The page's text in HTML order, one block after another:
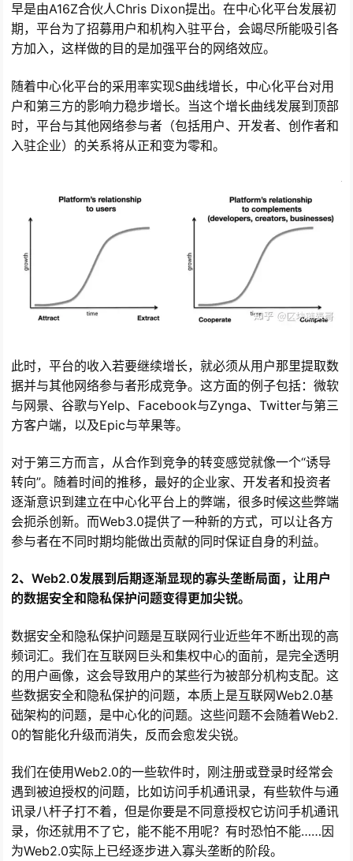
早是由A16Z合伙人Chris Dixon提出。在中心化平台发展初
期，平台为了招募用户和机构入驻平台，会竭尽所能吸引各
方加入，这样做的目的是加强平台的网络效应。
随着中心化平台的采用率实现S曲线增长，中心化平台对用
户和第三方的影响力稳步增长。当这个增长曲线发展到顶部
时，平台与其他网络参与者（包括用户、开发者、创作者和
入驻企业）的关系将从正和变为零和。
此时，平台的收入若要继续增长，就必须从用户那里提取数
据并与其他网络参与者形成竞争。这方面的例子包括：微软
与网景、谷歌与Yelp、Facebook与Zynga、Twitter与第三
方客户端，以及Epic与苹果等。
对于第三方而言，从合作到竞争的转变感觉就像一个“诱导
转向”。随着时间的推移，最好的企业家、开发者和投资者
逐渐意识到建立在中心化平台上的弊端，很多时候这些弊端
会扼杀创新。而Web3.0提供了一种新的方式，可以让各方
参与者在不同时期均能做出贡献的同时保证自身的利益。
2、Web2.0发展到后期逐渐显现的寡头垄断局面，让用户
的数据安全和隐私保护问题变得更加尖锐。
数据安全和隐私保护问题是互联网行业近些年不断出现的高
频词汇。我们在互联网巨头和集权中心的面前，是完全透明
的用户画像，这会导致用户的某些行为被部分机构支配。这
些数据安全和隐私保护的问题，本质上是互联网Web2.0基
础架构的问题，是中心化的问题。这些问题不会随着Web2.
0的智能化升级而消失，反而会愈发尖锐。
我们在使用Web2.0的一些软件时，刚注册或登录时经常会
遇到被迫授权的问题，比如访问手机通讯录，有些软件与通
讯录八杆子打不着，但是你要是不同意授权它访问手机通讯
录，你还就用不了它，能不能不用呢？有时恐怕不能……因
为Web2.0实际上已经逐步进入寡头垄断的阶段。